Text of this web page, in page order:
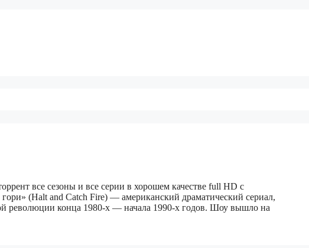
все сезоны и все серии в хорошем качестве full HD с
(Halt and Catch Fire) — американский драматический сериал,
революции конца 1980‑х — начала 1990‑х годов. Шоу вышло на